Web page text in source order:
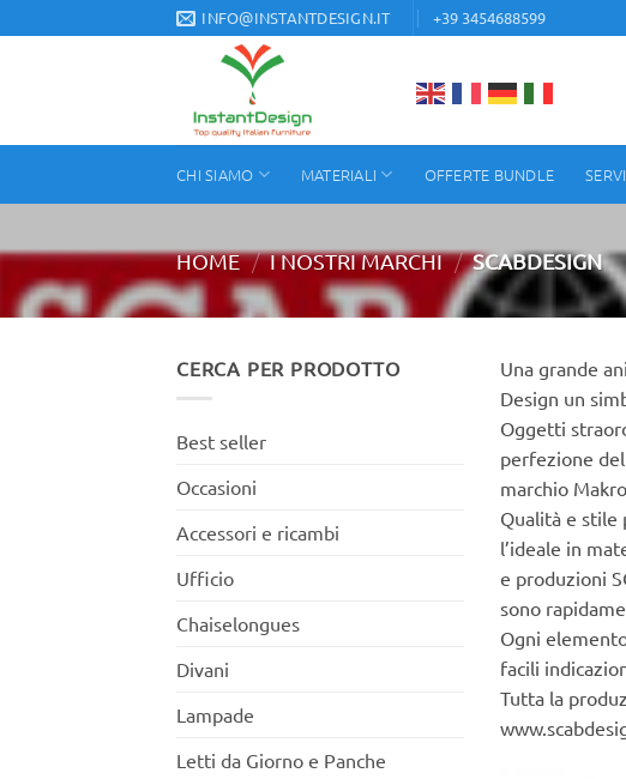
ai
INFO@INSTANTDESIGN.IT +39 3454688599
CHI SIAMO MATERIALI OFFERTE BUNDLE
HOME / I NOSTRI MARCHI / SCABDESIGN
CERCA PER PRODOTTO
Best seller
Occasioni
Accessori e ricambi
Ufficio
Chaiselongues
Divani
Lampade
Letti da Giorno e Panche
Una grande
Design un
Oggetti
perfezione
marchio
Qualità e stile
l’ideale in
e produzioni
sono
Ogni
facili
Tutta la